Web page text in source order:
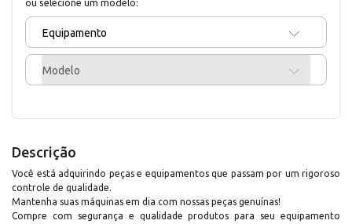
ou selecione um modelo:
Equipamento
Modelo
Descrição
Você está adquirindo peças e equipamentos que passam por um rigoroso
controle de qualidade.
Mantenha suas máquinas em dia com nossas peças genuínas!
Compre com segurança e qualidade produtos para seu equipamento